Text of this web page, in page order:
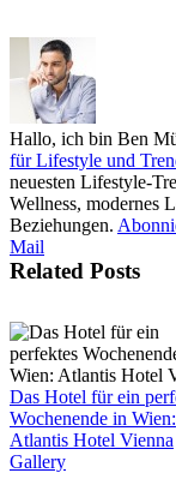
Hallo, ich bin Ben
für Lifestyle und
neuesten Lifestyle-
Wellness, modernes
Beziehungen.
Mail
Related Posts
Das Hotel für ein
Wochenende in Wien:
Atlantis Hotel Vienna
Gallery